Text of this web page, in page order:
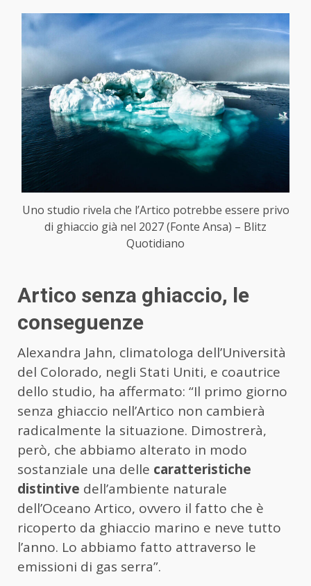
Uno studio rivela che l’Artico potrebbe essere privo
di ghiaccio già nel 2027 (Fonte Ansa) – Blitz
Quotidiano
Artico senza ghiaccio, le
conseguenze
Alexandra Jahn, climatologa dell’Università
del Colorado, negli Stati Uniti, e coautrice
dello studio, ha affermato: “Il primo giorno
senza ghiaccio nell’Artico non cambierà
radicalmente la situazione. Dimostrerà,
però, che abbiamo alterato in modo
sostanziale una delle caratteristiche
distintive dell’ambiente naturale
dell’Oceano Artico, ovvero il fatto che è
ricoperto da ghiaccio marino e neve tutto
l’anno. Lo abbiamo fatto attraverso le
emissioni di gas serra”.